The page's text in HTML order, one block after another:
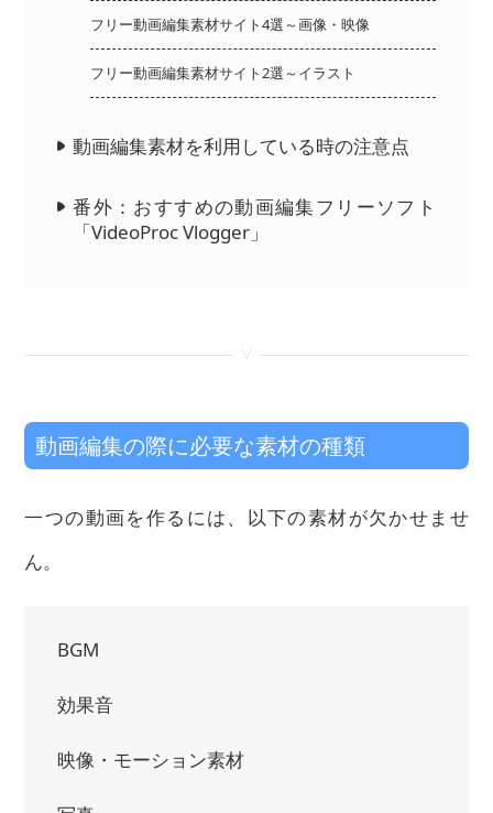
フリー動画編集素材サイト4選～画像・映像
フリー動画編集素材サイト2選～イラスト
動画編集素材を利用している時の注意点
番外：おすすめの動画編集フリーソフト
「VideoProc Vlogger」
動画編集の際に必要な素材の種類
一つの動画を作るには、以下の素材が欠かせませ
ん。
BGM
効果音
映像・モーション素材